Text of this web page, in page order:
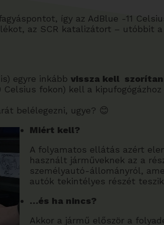
így az AdBlue -11
az SCR katalizátort – utóbbit
egyre inkább vissza kell
fokon) kell a
belélegezni, ugye? 😊
Miért kell?
A folyamatos ellátás azért
használt járműveknek az a
személyautó-állományról,
autók tekintélyes részét
…és ha nincs?
Akkor a jármű először a